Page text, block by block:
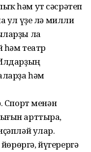
һәм ут сәсрәтеп
ул үҙе лә милли
ла
театр
һәм
Спорт менән
арттыра,
улар.
йүгерергә